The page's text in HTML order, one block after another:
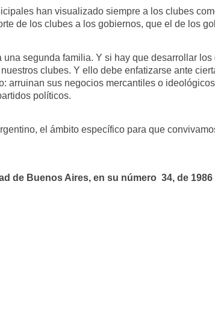
han visualizado siempre a los clubes
de los clubes a los gobiernos, que el de los
segunda familia. Y si hay que desarrollar
clubes. Y ello debe enfatizarse ante
arruinan sus negocios mercantiles o
políticos.
el ámbito específico para que
de Buenos Aires, en su número 34, de 1986